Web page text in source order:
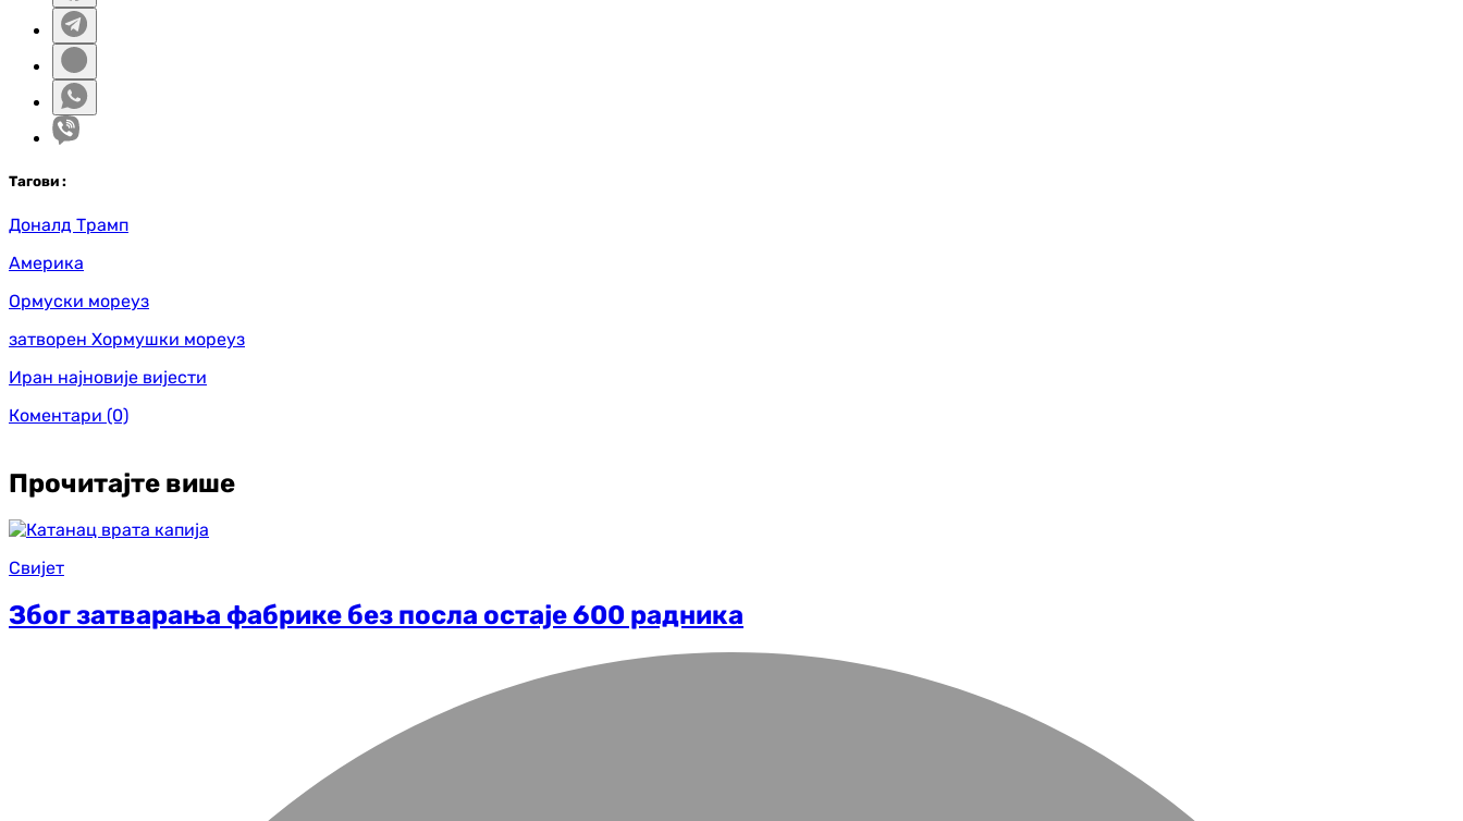
Тагови :
Доналд Трамп
Америка
Ормуски мореуз
затворен Хормушки мореуз
Иран најновије вијести
Коментари (0)
Прочитајте више
Свијет
Због затварања фабрике без посла остаје 600 радника